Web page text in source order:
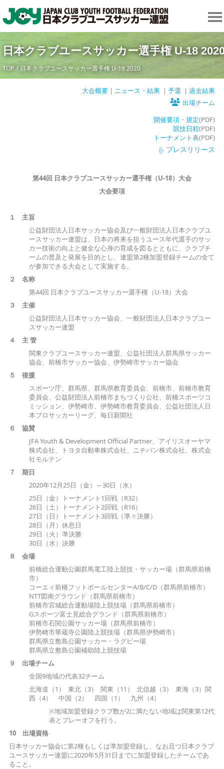
日本クラブユースサッカー選手権 U-18
TOP 日本クラブユースサッカー選手権 U-18 2020
大会概要| ニュース・結果| 予選 | 過去結果
出場チーム
開催要項・規定(PDF)
競技日程(PDF)
トーナメント表(PDF)
プレスリリース
第44回 日本クラブユースサッカー選手権（U-18）大会
大会要項
１ 主旨
公益財団法人日本サッカー協会及び一般財団法人日本クラブユ
ースサッカー連盟は、日本の将来を担うユース年代選手のサッ
カー技術の向上と健全な心身の育成を図るとともに、クラブチ
ームの普及と発展を目的とし、連盟第2種加盟登録チームの全て
が参加できる大会として実施する。
２ 名称
第44回 日本クラブユースサッカー選手権（U-18）大会
３ 主催
公益財団法人日本サッカー協会、一般財団法人日本クラブユー
スサッカー連盟
４ 主 管
関東クラブユースサッカー連盟、公益社団法人群馬県サッカー
協会、前橋市サッカー協会、伊勢崎市サッカー協会
５
後援
スポーツ庁、群馬県、群馬県教育委員会、前橋市、前橋市教育
委員会、公益財団法人前橋市まちづくり公社、前橋スポーツコ
ミッション、伊勢崎市、伊勢崎市教育委員会、公益社団法人日
本プロサッカーリーグ、毎日新聞社
６
協賛
JFA Youth & Development Official Partner、アイリスオーヤマ
株式会社、トヨタ自動車株式会社、ニチバン株式会社、株式会
社モルテン
７
期日
2020年12月25日（金）～30日（水）
25日（金）トーナメント1回戦（R32）
26日（土）トーナメント2回戦（R16）
27日（日）トーナメント3回戦（準々決勝）
28日（月）休息日
29日（火）準決勝
30日（水）決勝
８
会場
前橋総合運動公園群馬電工陸上競技・サッカー場（群馬県前橋
市）
コーエィ前橋フットボールセンターA/B/C/D（群馬県前橋市）
NTT図南グラウンド（群馬県前橋市）
前橋市宮城総合運動場陸上競技場（群馬県前橋市）
Gスポーツ富士見総合グランド（群馬県前橋市）
前橋市石関公園サッカー場（群馬県前橋市）
伊勢崎市華蔵寺公園陸上競技場（群馬県伊勢崎市）
群馬県立敷島公園サッカー・ラグビー場
群馬県立敷島公園補助陸上競技場
９
出場チーム
全国9地域の代表32チーム
北海道（1） 東北（3） 関東（11） 北信越（3） 東海（3）関
西（4） 中国（2） 四国（1） 九州（4）
※地域加盟登録クラブ数が2に満たない地域は関東第12代
表とプレーオフを行う。
10 出場資格
日本サッカー協会に第2種もしくは準加盟登録し、なお且つ日本クラブ
ユースサッカー連盟に2020年5月31日までに加盟登録したチームであ
ること。